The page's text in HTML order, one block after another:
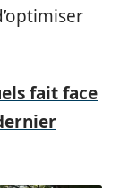
fait face